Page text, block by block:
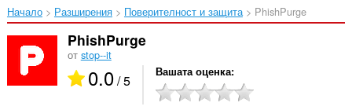
Начало Разширения Поверителност и защита PhishPurge‎
PhishPurge
от stop--it
0.0/ 5 Вашата оценка